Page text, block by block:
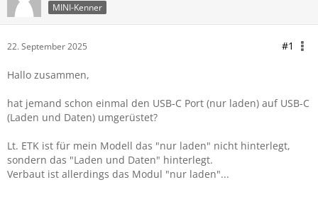
MINI-Kenner
22. September 2025 #1
Hallo zusammen,
hat jemand schon einmal den USB-C Port (nur laden) auf USB-C
(Laden und Daten) umgerüstet?
Lt. ETK ist für mein Modell das "nur laden" nicht hinterlegt,
sondern das "Laden und Daten" hinterlegt.
Verbaut ist allerdings das Modul "nur laden"...